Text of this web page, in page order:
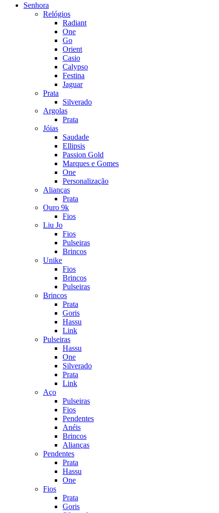
Senhora
Relógios
Radiant
One
Go
Orient
Casio
Calypso
Festina
Jaguar
Prata
Silverado
Argolas
Prata
Jóias
Saudade
Ellipsis
Passion Gold
Marques e Gomes
One
Personalização
Alianças
Prata
Ouro 9k
Fios
Liu Jo
Fios
Pulseiras
Brincos
Unike
Fios
Brincos
Pulseiras
Brincos
Prata
Goris
Hassu
Link
Pulseiras
Hassu
One
Silverado
Prata
Link
Aço
Pulseiras
Fios
Pendentes
Anéis
Brincos
Alianças
Pendentes
Prata
Hassu
One
Fios
Prata
Goris